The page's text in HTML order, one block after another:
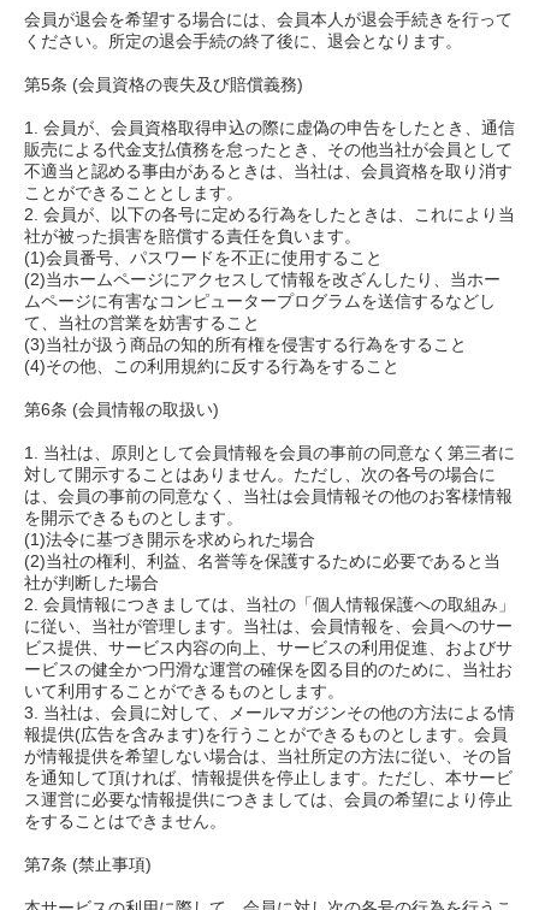
会員が退会を希望する場合には、会員本人が退会手続きを行って
ください。所定の退会手続の終了後に、退会となります。
第5条 (会員資格の喪失及び賠償義務)
1. 会員が、会員資格取得申込の際に虚偽の申告をしたとき、通信
販売による代金支払債務を怠ったとき、その他当社が会員として
不適当と認める事由があるときは、当社は、会員資格を取り消す
ことができることとします。
2. 会員が、以下の各号に定める行為をしたときは、これにより当
社が被った損害を賠償する責任を負います。
(1)会員番号、パスワードを不正に使用すること
(2)当ホームページにアクセスして情報を改ざんしたり、当ホー
ムページに有害なコンピュータープログラムを送信するなどし
て、当社の営業を妨害すること
(3)当社が扱う商品の知的所有権を侵害する行為をすること
(4)その他、この利用規約に反する行為をすること
第6条 (会員情報の取扱い)
1. 当社は、原則として会員情報を会員の事前の同意なく第三者に
対して開示することはありません。ただし、次の各号の場合に
は、会員の事前の同意なく、当社は会員情報その他のお客様情報
を開示できるものとします。
(1)法令に基づき開示を求められた場合
(2)当社の権利、利益、名誉等を保護するために必要であると当
社が判断した場合
2. 会員情報につきましては、当社の「個人情報保護への取組み」
に従い、当社が管理します。当社は、会員情報を、会員へのサー
ビス提供、サービス内容の向上、サービスの利用促進、およびサ
ービスの健全かつ円滑な運営の確保を図る目的のために、当社お
いて利用することができるものとします。
3. 当社は、会員に対して、メールマガジンその他の方法による情
報提供(広告を含みます)を行うことができるものとします。会員
が情報提供を希望しない場合は、当社所定の方法に従い、その旨
を通知して頂ければ、情報提供を停止します。ただし、本サービ
ス運営に必要な情報提供につきましては、会員の希望により停止
をすることはできません。
第7条 (禁止事項)